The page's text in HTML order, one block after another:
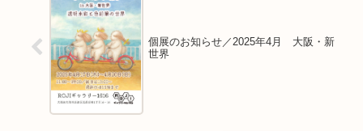
個展のお知らせ／2025年4月 大阪・新
世界